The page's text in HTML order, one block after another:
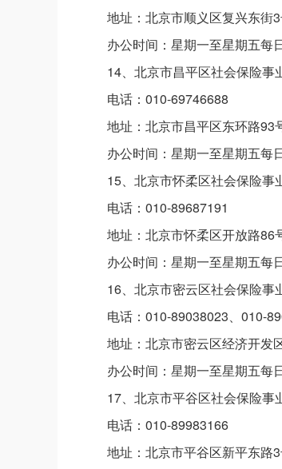
地址：北京市顺义区复兴东街3
办公时间：星期一至星期五每
14、北京市昌平区社会保险事
电话：010-69746688
地址：北京市昌平区东环路93
办公时间：星期一至星期五每
15、北京市怀柔区社会保险事
电话：010-89687191
地址：北京市怀柔区开放路86
办公时间：星期一至星期五每
16、北京市密云区社会保险事
电话：010-89038023、010-
地址：北京市密云区经济开发
办公时间：星期一至星期五每
17、北京市平谷区社会保险事
电话：010-89983166
地址：北京市平谷区新平东路